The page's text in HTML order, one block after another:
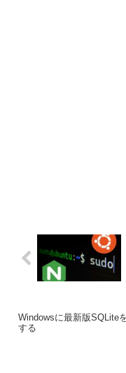
Windowsに最新版SQLite
する